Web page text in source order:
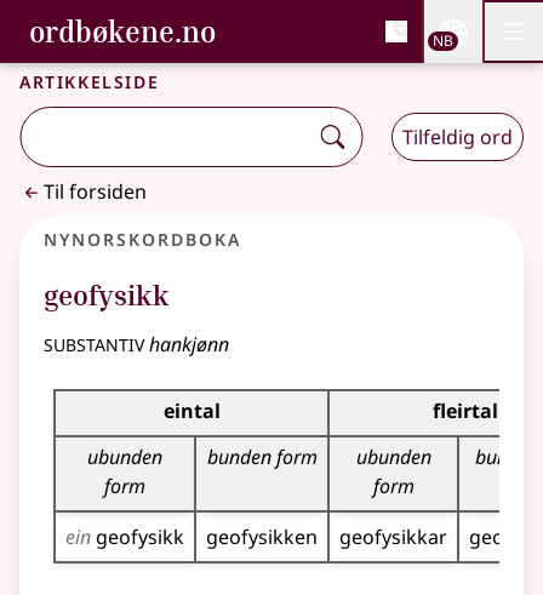
Gå til hovedinnhold
Tilgjengelighet
ordbøkene.no, Bokmålsordboka og
Bokmålsordboka og Nynorskordboka
NB
Artikkelside
Tilfeldig ord
Til forsiden
Nynorskordboka
geofysikk
substantivhankjønn
Bøyningstabell for dette substantivet
eintal
fleirtal
ubunden
form
bunden form
ubunden
form
ein geofysikk geofysikken geofysikkar